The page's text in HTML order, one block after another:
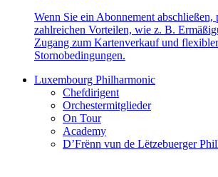
Wenn Sie ein Abonnement abschließen,
zahlreichen Vorteilen, wie z. B.
Zugang zum Kartenverkauf und
Stornobedingungen.
Luxembourg Philharmonic
Chefdirigent
Orchestermitglieder
On Tour
Academy
D’Frënn vun de Lëtzebuerger